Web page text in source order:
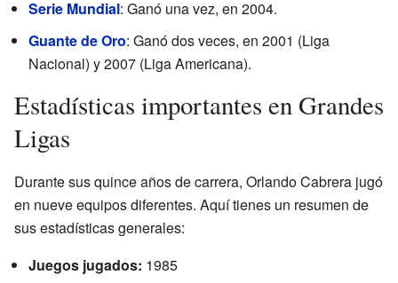
Serie Mundial: Ganó una vez, en 2004.
Guante de Oro: Ganó dos veces, en 2001 (Liga
Nacional) y 2007 (Liga Americana).
Estadísticas importantes en Grandes
Ligas
Durante sus quince años de carrera, Orlando Cabrera jugó
en nueve equipos diferentes. Aquí tienes un resumen de
sus estadísticas generales:
Juegos jugados: 1985